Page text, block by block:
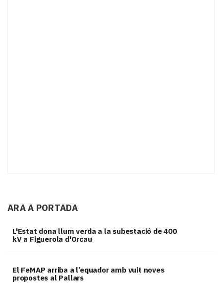
ARA A PORTADA
L'Estat dona llum verda a la subestació de 400
kV a Figuerola d'Orcau
El FeMAP arriba a l’equador amb vuit noves
propostes al Pallars